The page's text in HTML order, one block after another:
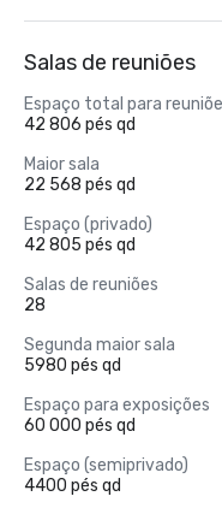
Salas de reuniões
Espaço total para
42 806 pés qd
Maior sala
22 568 pés qd
Espaço (privado)
42 805 pés qd
Salas de reuniões
28
Segunda maior sala
5980 pés qd
Espaço para exposições
60 000 pés qd
Espaço (semiprivado)
4400 pés qd